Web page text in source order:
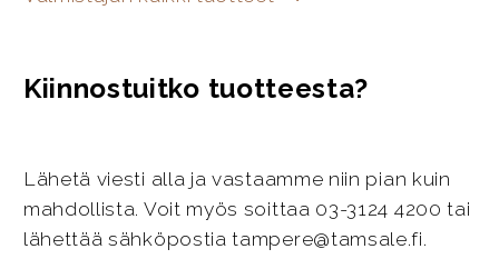
Kiinnostuitko tuotteesta?
Lähetä viesti alla ja vastaamme niin pian kuin
mahdollista. Voit myös soittaa 03-3124 4200 tai
lähettää sähköpostia tampere@tamsale.fi.